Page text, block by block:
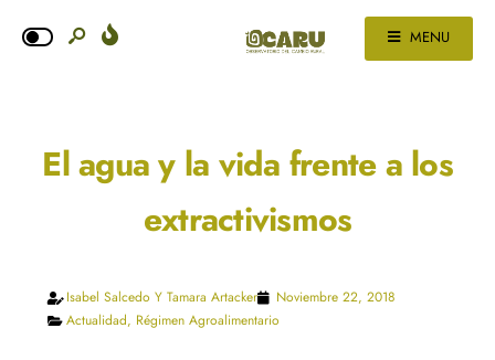
MENU
El agua y la vida frente a los
extractivismos
Isabel Salcedo Y Tamara Artacker
Noviembre 22, 2018
Actualidad, Régimen Agroalimentario